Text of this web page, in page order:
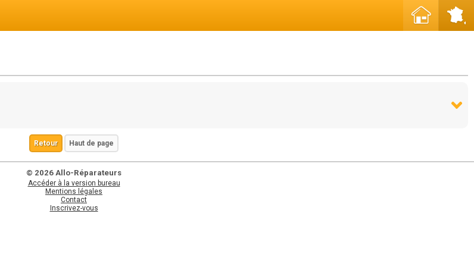
Retour Haut de page
© 2026 Allo-Réparateurs
Accéder à la version bureau
Mentions légales
Contact
Inscrivez-vous